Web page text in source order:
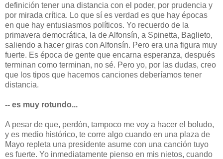
definición tener una distancia con el poder, por prudencia y
por mirada crítica. Lo que sí es verdad es que hay épocas
en que hay entusiasmos políticos. Yo recuerdo de la
primavera democrática, la de Alfonsín, a Spinetta, Baglieto,
saliendo a hacer giras con Alfonsín. Pero era una figura muy
fuerte. Es época de gente que encarna esperanza, después
terminan como terminan, no sé. Pero yo, por las dudas, creo
que los tipos que hacemos canciones deberíamos tener
distancia.
-- es muy rotundo...
A pesar de que, perdón, tampoco me voy a hacer el boludo,
y es medio histórico, te corre algo cuando en una plaza de
Mayo repleta una presidente asume con una canción tuyo
es fuerte. Yo inmediatamente pienso en mis nietos, cuando